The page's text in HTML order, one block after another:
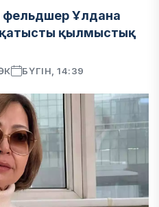
фельдшер Ұлдана
қылмыстық
БҮГІН, 14:39